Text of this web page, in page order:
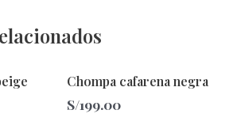
Chompa cafarena negra
S/199.00